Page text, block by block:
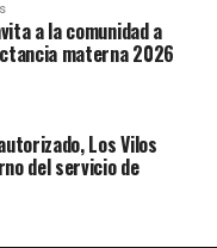
a la comunidad a
materna 2026
Los Vilos
del servicio de